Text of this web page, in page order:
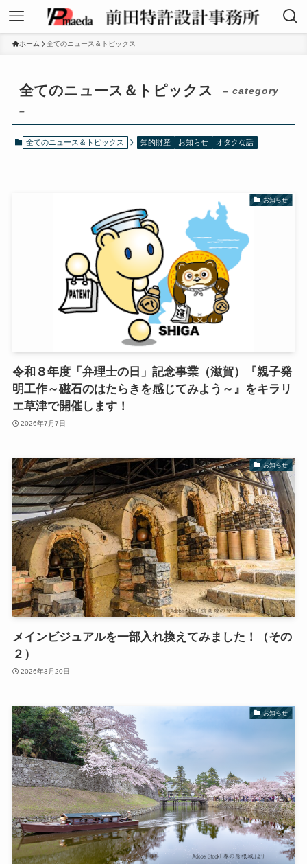
ホーム 全てのニュース＆トピックス
全てのニュース＆トピックス
– category
–
全てのニュース＆トピックス 知的財産 お知らせ オタクな話
お知らせ
令和８年度「弁理士の日」記念事業（滋賀）『親子発
明工作～磁石のはたらきを感じてみよう～』をキラリ
エ草津で開催します！
2026年7月7日
お知らせ
メインビジュアルを一部入れ換えてみました！（その
２）
2026年3月20日
お知らせ